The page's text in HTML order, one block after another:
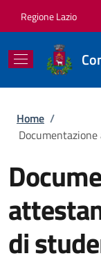
Regione Lazio
Briciole
Home /
di